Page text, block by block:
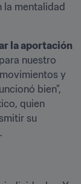
mentalidad
la aportación
nuestro
y
bien”,
quien
su